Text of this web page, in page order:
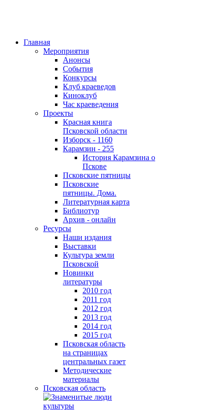
Главная
Мероприятия
Анонсы
События
Конкурсы
Клуб краеведов
Киноклуб
Час краеведения
Проекты
Красная книга
Псковской области
Изборск - 1160
Карамзин - 255
История Карамзина о
Пскове
Псковские пятницы
Псковские
пятницы. Дома.
Литературная карта
Библиотур
Архив - онлайн
Ресурсы
Наши издания
Выставки
Культура земли
Псковской
Новинки
литературы
2010 год
2011 год
2012 год
2013 год
2014 год
2015 год
Псковская область
на страницах
центральных газет
Методические
материалы
Псковская область